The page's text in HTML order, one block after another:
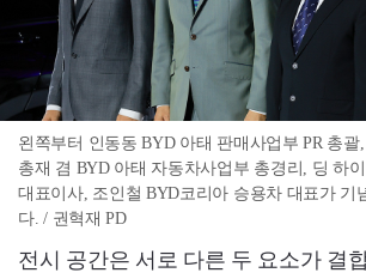
왼쪽부터 인동동 BYD 아태 판매사업부 PR 총
총재 겸 BYD 아태 자동차사업부 총경리, 딩 하
대표이사, 조인철 BYD코리아 승용차 대표가 기
다. / 권혁재 PD
전시 공간은 서로 다른 두 요소가 결